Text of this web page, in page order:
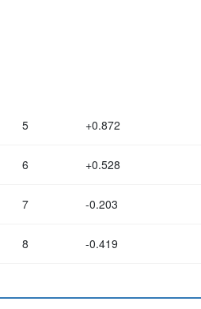
5 +0.872
6 +0.528
7 -0.203
8 -0.419